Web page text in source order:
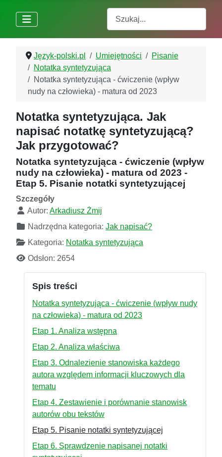
Język-polski.pl Umiejętności
Pisanie
Notatka syntetyzująca
Notatka syntetyzująca - ćwiczenie (wpływ
nudy na człowieka) - matura od 2023
Notatka syntetyzująca. Jak
napisać notatkę syntetyzującą?
Jak przygotować?
Notatka syntetyzująca - ćwiczenie (wpływ
nudy na człowieka) - matura od 2023 -
Etap 5. Pisanie notatki syntetyzującej
Szczegóły
Autor: Arkadiusz Żmij
Nadrzędna kategoria: Jak napisać?
Kategoria: Notatka syntetyzująca
Odsłon: 2654
Spis treści
Notatka syntetyzująca - ćwiczenie (wpływ nudy
na człowieka) - matura od 2023
Etap 1. Analiza wstępna
Etap 2. Analiza właściwa
Etap 3. Odnalezienie stanowiska każdego
autora względem informacji kluczowych dla
tematu
Etap 4. Zestawienie i porównanie stanowisk
autorów obu tekstów
Etap 5. Pisanie notatki syntetyzującej
Etap 6. Sprawdzenie napisanej notatki